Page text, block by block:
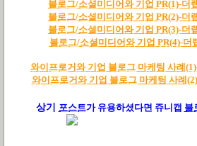
블로그/소셜미디어와 기업 PR(1)-더
블로그/소셜미디어와 기업 PR(2)-더
블로그/소셜미디어와 기업 PR(3)-더
블로그/소셜미디어와 기업 PR(4)-더
와이프로거와 기업 블로그 마케팅 사례
와이프로거와 기업 블로그 마케팅 사례
상기 포스트가유용하셨다면 쥬니캡 블